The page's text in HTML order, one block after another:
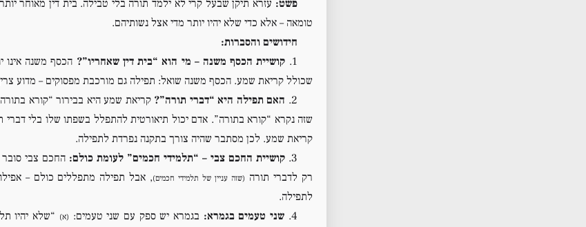
פשט: עזרא תיקן שבעל קרי לא ילמד תורה בלי טבילה. בית דין מאוחר
טומאה – אלא כדי שלא יהיו יותר מדי אצל נשותיהם.
חידושים והסברות:
1. קושיית הכסף משנה – מי הוא “בית דין שאחריו”? הכסף משנה אינו
שכולל קריאת שמע. הכסף משנה שואל: תפילה גם מורכבת מפסוקים – מדוע
2. האם תפילה היא “דברי תורה”? קריאת שמע היא בבירור “קורא
שזה נקרא “קורא בתורה”. אדם יכול תיאורטית להתפלל בשפתו שלו בלי דברי
קריאת שמע. לכן מסתבר שהיה צורך בתקנה נפרדת לתפילה.
3. קושיית החכם צבי – “תלמידי חכמים” לעומת כולם: החכם צבי סובר
רק לדברי תורה (שזה עניין של תלמידי חכמים), אבל תפילה מתפללים כולם –
לתפילה.
4. שני טעמים בגמרא: בגמרא יש ספק עם שני טעמים: (א) “שלא יהיו